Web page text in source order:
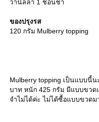
วานิลลา 1 ช้อนชา
ของปรุงรส
120 กรัม Mulberry topping
Mulberry topping เป็นแบบนี้
บาท หนัก 425 กรัม มีแบบขว
จำไม่ได้ค่ะ ไม่ได้ซื้อแบบขวดม